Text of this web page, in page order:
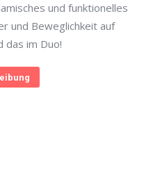
und funktionelles
und Beweglichkeit auf
das im Duo!